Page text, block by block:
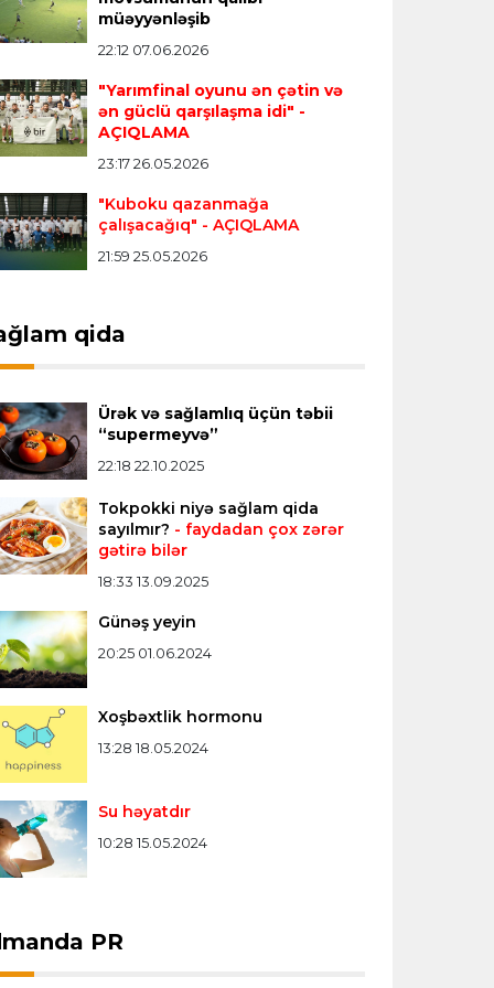
"Real Madrid"lə bağlı bütün
sildi- FOTO
liqası 23:13 05.08.2026
Danimarkadan məğlubiyyətlə
çempionatı 23:11 05.08.2026
yaxındır
xəbərlər >>>
müəyyənləşib
22:12 07.06.2026
"Yarımfinal oyunu ən çətin və
ən güclü qarşılaşma idi" -
AÇIQLAMA
23:17 26.05.2026
"Kuboku qazanmağa
çalışacağıq" - AÇIQLAMA
21:59 25.05.2026
qida
Ürək və sağlamlıq üçün təbii
“supermeyvə”
22:18 22.10.2025
Tokpokki niyə sağlam qida
sayılmır? - faydadan çox zərər
gətirə bilər
18:33 13.09.2025
Günəş yeyin
20:25 01.06.2024
Xoşbəxtlik hormonu
13:28 18.05.2024
Su həyatdır
10:28 15.05.2024
PR